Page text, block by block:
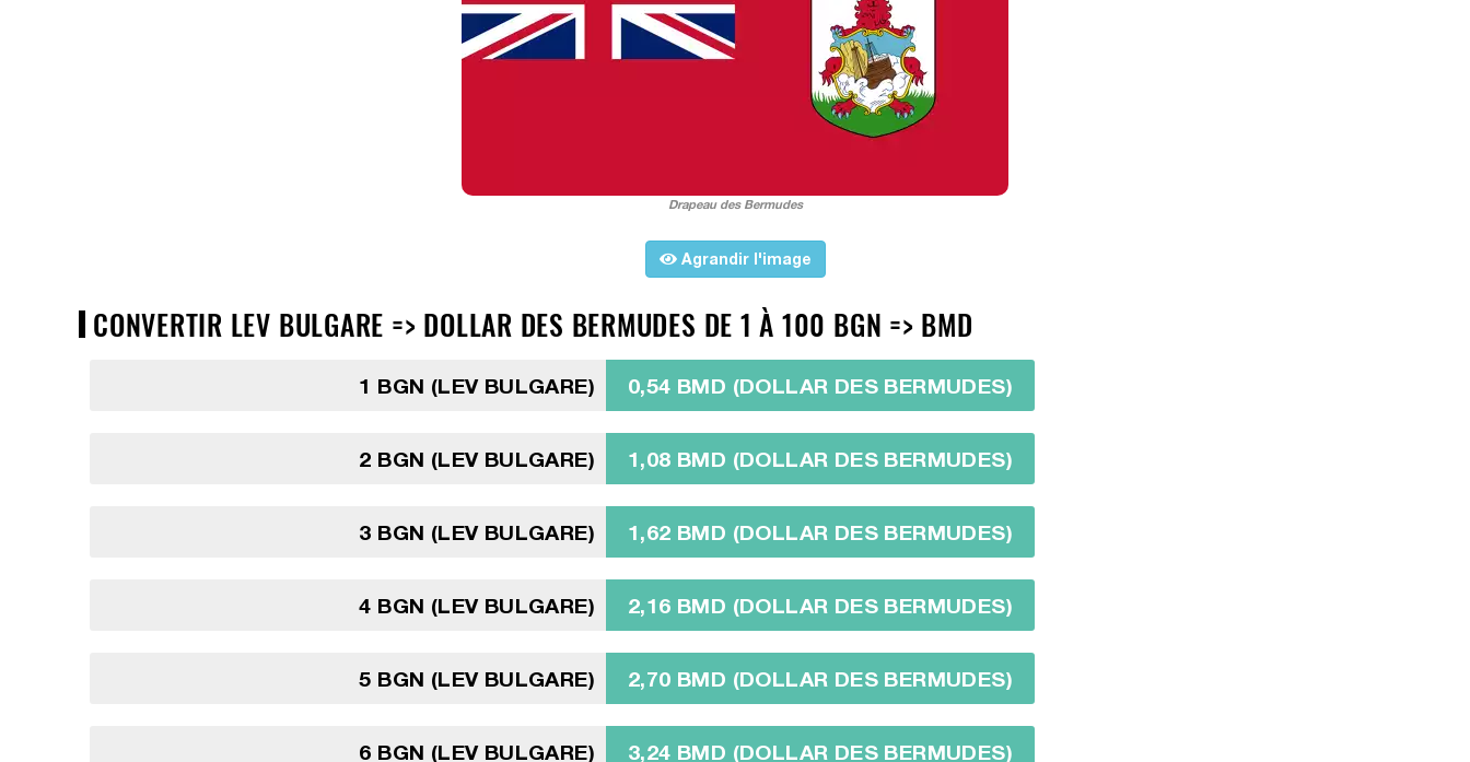
Drapeau des Bermudes
Agrandir l'image
CONVERTIR LEV BULGARE => DOLLAR DES BERMUDES DE 1 À 100 BGN => BMD
1 BGN (LEV BULGARE) 0,54 BMD (DOLLAR DES BERMUDES)
2 BGN (LEV BULGARE) 1,08 BMD (DOLLAR DES BERMUDES)
3 BGN (LEV BULGARE) 1,62 BMD (DOLLAR DES BERMUDES)
4 BGN (LEV BULGARE) 2,16 BMD (DOLLAR DES BERMUDES)
5 BGN (LEV BULGARE) 2,70 BMD (DOLLAR DES BERMUDES)
6 BGN (LEV BULGARE) 3,24 BMD (DOLLAR DES BERMUDES)